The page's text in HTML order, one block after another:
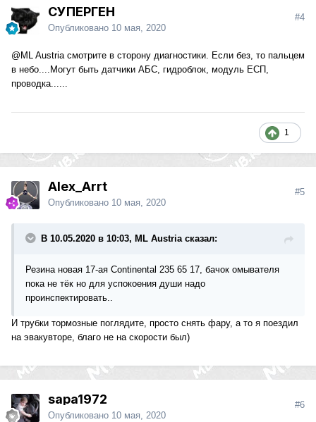
СУПЕРГЕН
Опубликовано 10 мая, 2020
#4
@ML Austriaсмотрите в сторону диагностики. Если без, то пальцем
в небо....Могут быть датчики АБС, гидроблок, модуль ЕСП,
проводка......
1
Alex_Arrt
Опубликовано 10 мая, 2020
#5
В 10.05.2020 в 10:03, ML Austria сказал:
Резина новая 17-ая Continental 235 65 17, бачок омывателя
пока не тёк но для успокоения души надо
проинспектировать..
И трубки тормозные поглядите, просто снять фару, а то я поездил
на эвакувторе, благо не на скорости был)
sapa1972
Опубликовано 10 мая, 2020
#6